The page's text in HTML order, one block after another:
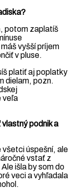
potom zaplatíš
vyšší príjem
v pluse.
platiť aj poplatky
dielam, pozn.
veľa
podnik a
všetci úspešní, ale
vstať z
išla by som do
veci a vyhľadala